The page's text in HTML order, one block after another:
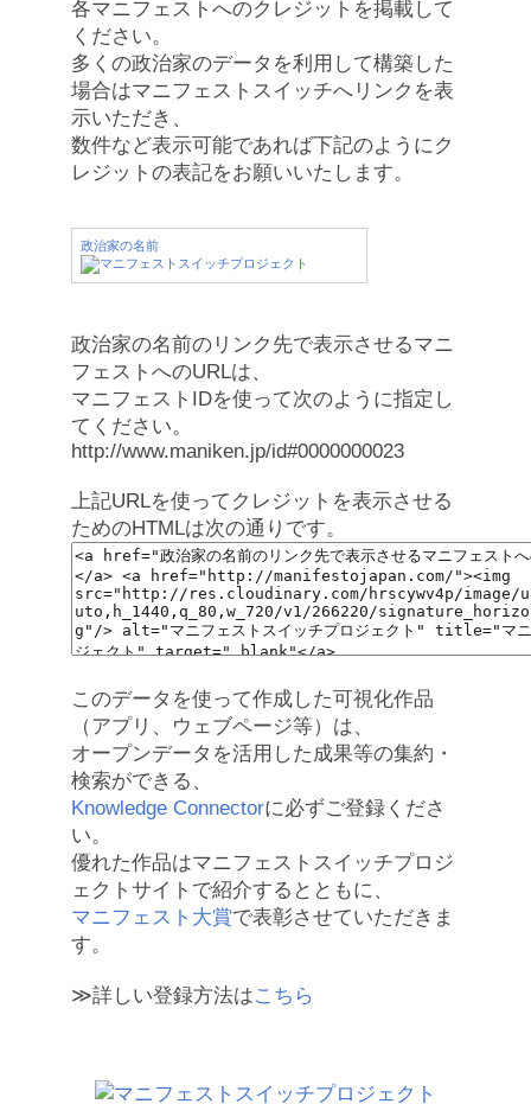
各マニフェストへのクレジットを掲載して
ください。
多くの政治家のデータを利用して構築した
場合はマニフェストスイッチへリンクを表
示いただき、
数件など表示可能であれば下記のようにク
レジットの表記をお願いいたします。
政治家の名前
政治家の名前のリンク先で表示させるマニ
フェストへのURLは、
マニフェストIDを使って次のように指定し
てください。
http://www.maniken.jp/id#0000000023
上記URLを使ってクレジットを表示させる
ためのHTMLは次の通りです。
このデータを使って作成した可視化作品
（アプリ、ウェブページ等）は、
オープンデータを活用した成果等の集約・
検索ができる、
Knowledge Connectorに必ずご登録くださ
い。
優れた作品はマニフェストスイッチプロジ
ェクトサイトで紹介するとともに、
マニフェスト大賞で表彰させていただきま
す。
≫詳しい登録方法はこちら